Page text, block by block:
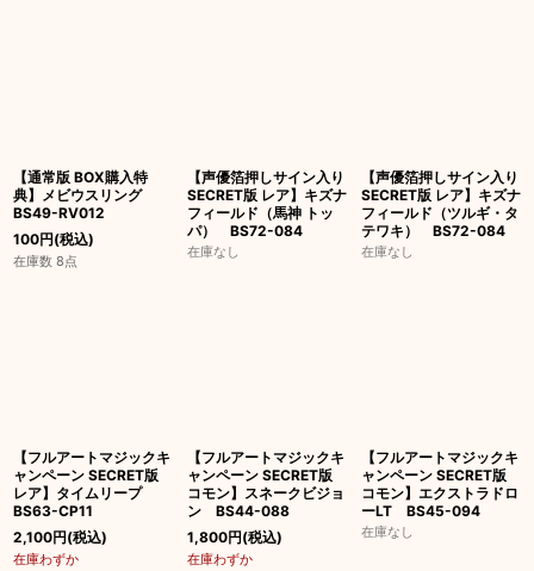
【通常版 BOX購入特
典】メビウスリング
BS49-RV012
100円(税込)
在庫数 8点
【声優箔押しサイン入り
SECRET版 レア】キズナ
フィールド（馬神 トッ
パ） BS72-084
在庫なし
【声優箔押しサイン入り
SECRET版 レア】キズナ
フィールド（ツルギ・タ
テワキ） BS72-084
在庫なし
【フルアートマジックキ
ャンペーン SECRET版
レア】タイムリープ
BS63-CP11
2,100円(税込)
在庫わずか
【フルアートマジックキ
ャンペーン SECRET版
コモン】スネークビジョ
ン BS44-088
1,800円(税込)
在庫わずか
【フルアートマジックキ
ャンペーン SECRET版
コモン】エクストラドロ
ーLT BS45-094
在庫なし